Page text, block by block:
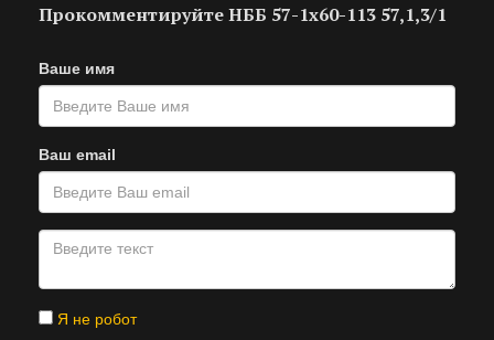
Прокомментируйте НББ 57-1х60-113 57,1,3/1
Ваше имя
Ваш email
Я не робот